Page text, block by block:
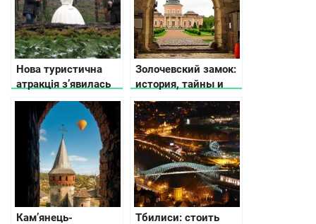
Нова туристична
атракція з’явилась
на Закарпатті —
пам’ятник
імператриці Сісі
Золочевский замок:
история, тайны и
интересные факты
Кам’янець- Тбилиси: стоить